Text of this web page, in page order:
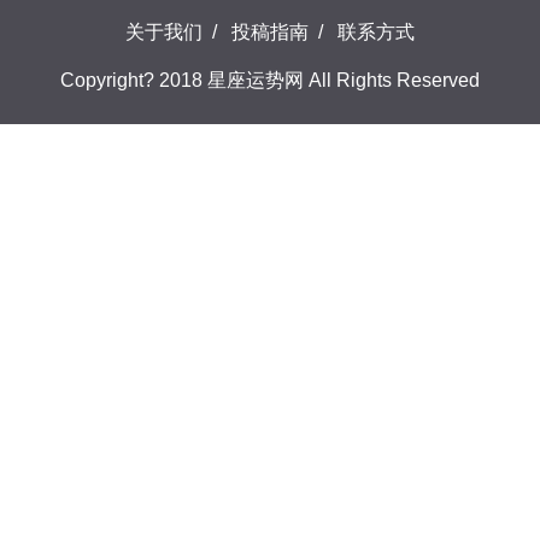
关于我们 / 投稿指南 / 联系方式
Copyright? 2018 星座运势网 All Rights Reserved